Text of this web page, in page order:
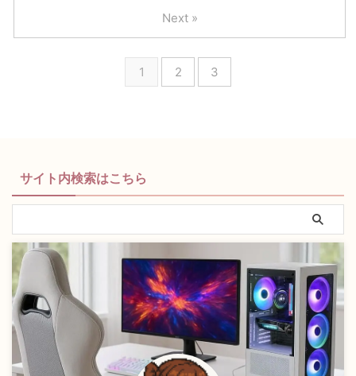
1 2 3
Next »
サイト内検索はこちら